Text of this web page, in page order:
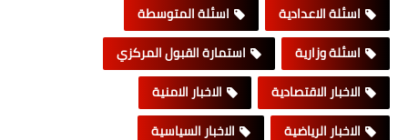
اسئلة الاعدادية
اسئلة المتوسطة
اسئلة وزارية
استمارة القبول المركزي
الاخبار الاقتصادية
الاخبار الامنية
الاخبار الرياضية
الاخبار السياسية